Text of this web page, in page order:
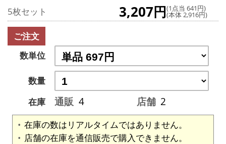
5枚セット 3,207円(1点当 641円)
(本体 2,916円)
ご注文
数単位
数量
在庫
通販 4 店舗 2
在庫の数はリアルタイムではありません。
店舗の在庫を通信販売で購入できません。